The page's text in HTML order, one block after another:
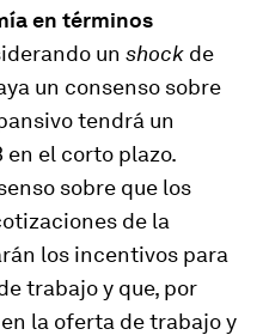
en términos
un shock de
un consenso sobre
tendrá un
el corto plazo.
sobre que los
de la
los incentivos para
trabajo y que, por
la oferta de trabajo y